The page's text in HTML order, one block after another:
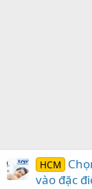
HCM
vào đặc